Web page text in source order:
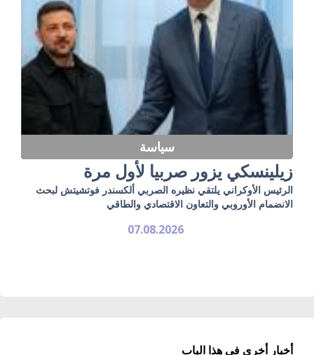
سياسة
زيلينسكي يزور صربيا لأول مرة
الرئيس الأوكراني يلتقي نظيره الصربي ألكسندر فوتشيتش لبحث
الانضمام الأوروبي والتعاون الاقتصادي والطاقي
07.08.2026
أخبار أخرى في هذا الباب